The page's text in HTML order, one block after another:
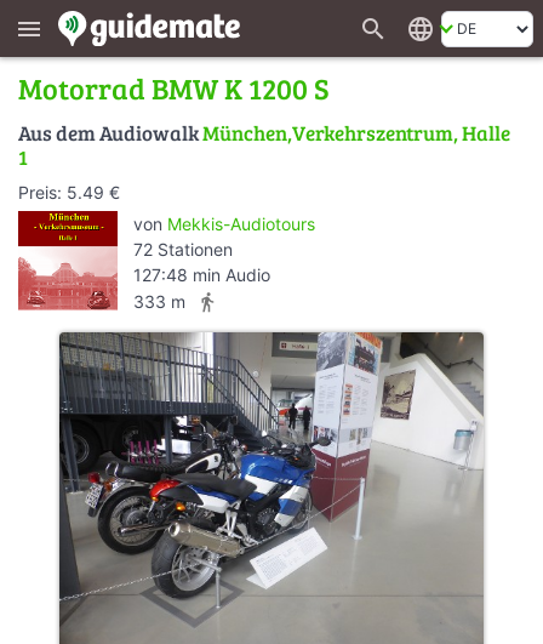
menu search language
Motorrad BMW K 1200 S
Aus dem AudiowalkMünchen,Verkehrszentrum, Halle
1
Preis: 5.49 €
von Mekkis-Audiotours
72 Stationen
127:48 min Audio
333 m
directions_walk